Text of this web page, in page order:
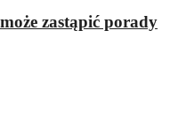
zastąpić porady